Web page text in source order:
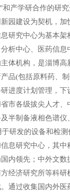
和产学研合作的研
园建设为契机，
研究中心为基本
析中心、医药信息
体机构，是淄博
品(包括原料药、
进度计划管理，
市各级拔尖人才
半制备液相色谱
研发的设备和检
息研究中心，其
内领先；中外文
经济研究所等科
通过收集国内外